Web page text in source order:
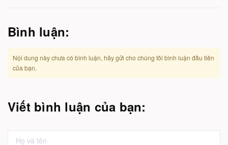
Bình luận:
Nội dung này chưa có bình luận, hãy gửi cho chúng tôi bình luận đầu tiên
của bạn.
Viết bình luận của bạn: